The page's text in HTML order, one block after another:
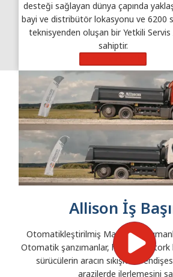
desteği sağlayan dünya çapında
bayi ve distribütör lokasyonu ve 6200
teknisyenden oluşan bir Yetkili Servis
sahiptir.
Allison İş
Otomatikleştirilmiş Manuel
Otomatik şanzımanlar, hidrolik bir
sürücülerin aracın sıkışması
arazilerde ilerlemesini